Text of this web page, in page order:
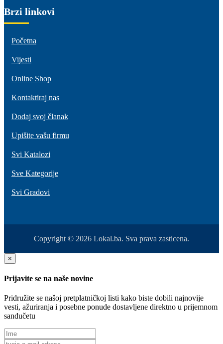
Brzi linkovi
Početna
Vijesti
Online Shop
Kontaktiraj nas
Dodaj svoj članak
Upišite vašu firmu
Svi Katalozi
Sve Kategorije
Svi Gradovi
Copyright © 2026 Lokal.ba. Sva prava zasticena.
×
Prijavite se na naše novine
Pridružite se našoj pretplatničkoj listi kako biste dobili najnovije
vesti, ažuriranja i posebne ponude dostavljene direktno u prijemnom
sandučetu